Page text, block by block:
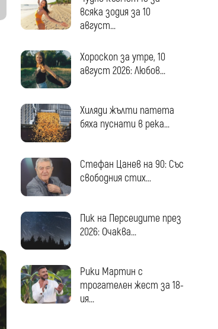
всяка зодия за 10
август...
Хороскоп за утре, 10
август 2026: Любов...
Хиляди жълти патета
бяха пуснати в река...
Стефан Цанев на 90: Със
свободния стих...
Пик на Персеидите през
2026: Очаква...
Рики Мартин с
трогателен жест за 18-
ия...